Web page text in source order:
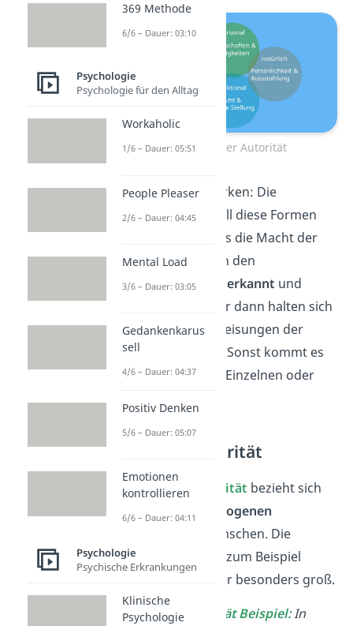
Formen der Autorität
💡 Du kannst dir merken: Die
Voraussetzungfür all diese Formen
der Autorität ist, dass die Macht der
Übergeordneten von den
Untergeordneten
anerkannt und
respektiert
wird. Nur dann halten sich
auch alle an die Anweisungen der
Autoritätspersonen. Sonst kommt es
zurAuflehnung des Einzelnen oder
Personale Autorität
Diepersonale Autorität bezieht sich
auf diepersonenbezogenen
eines Menschen. Die
Autoritätsperson ist zum Beispiel
besonders stark oder besonders groß.
Personale Autorität Beispiel:In
369 Methode
6/6 – Dauer: 03:10
Psychologie
Psychologie für den Alltag
Workaholic
1/6 – Dauer: 05:51
People Pleaser
2/6 – Dauer: 04:45
Mental Load
3/6 – Dauer: 03:05
Gedankenkarus
sell
4/6 – Dauer: 04:37
Positiv Denken
5/6 – Dauer: 05:07
Emotionen
kontrollieren
6/6 – Dauer: 04:11
Psychologie
Psychische Erkrankungen
Klinische
Psychologie